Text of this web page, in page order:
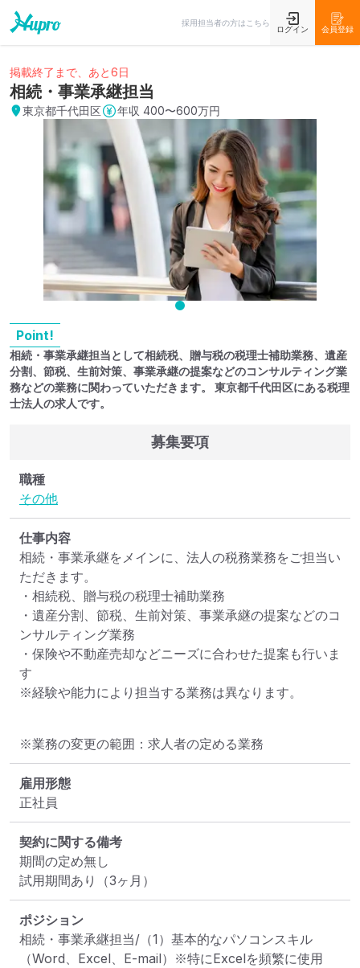
採用担当者の方はこちら
ログイン 会員登録
掲載終了まで、あと6日
相続・事業承継担当
東京都千代田区 年収 400〜600万円
Point!
相続・事業承継担当として相続税、贈与税の税理士補助業務、遺産
分割、節税、生前対策、事業承継の提案などのコンサルティング業
務などの業務に関わっていただきます。 東京都千代田区にある税理
士法人の求人です。
募集要項
職種
その他
仕事内容
相続・事業承継をメインに、法人の税務業務をご担当い
ただきます。
・相続税、贈与税の税理士補助業務
・遺産分割、節税、生前対策、事業承継の提案などのコ
ンサルティング業務
・保険や不動産売却などニーズに合わせた提案も行いま
す
※業務の変更の範囲：求人者の定める業務
雇用形態
正社員
契約に関する備考
期間の定め無し
試用期間あり（3ヶ月）
ポジション
相続・事業承継担当/（1）基本的なパソコンスキル
（Word、Excel、E-mail）※特にExcelを頻繁に使用